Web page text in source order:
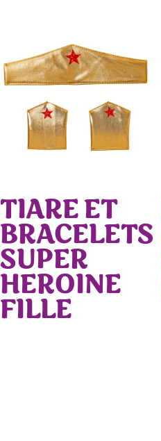
TIARE ET
BRACELETS
SUPER
HEROINE
FILLE